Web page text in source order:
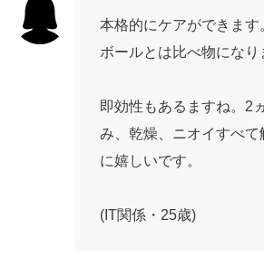
本格的にケアができます
ボールとは比べ物になり
即効性もあるますね。2
み、乾燥、ニオイすべて
に嬉しいです。
(IT関係・25歳)